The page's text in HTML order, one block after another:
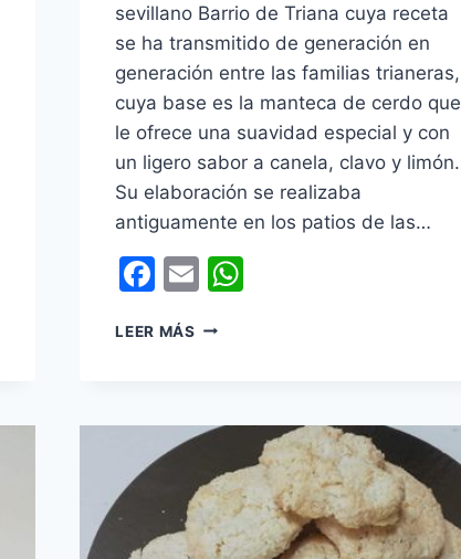
sevillano Barrio de Triana cuya receta
se ha transmitido de generación en
generación entre las familias trianeras,
cuya base es la manteca de cerdo que
le ofrece una suavidad especial y con
un ligero sabor a canela, clavo y limón.
Su elaboración se realizaba
antiguamente en los patios de las…
Facebook
Email
LEER MÁS TORTERA